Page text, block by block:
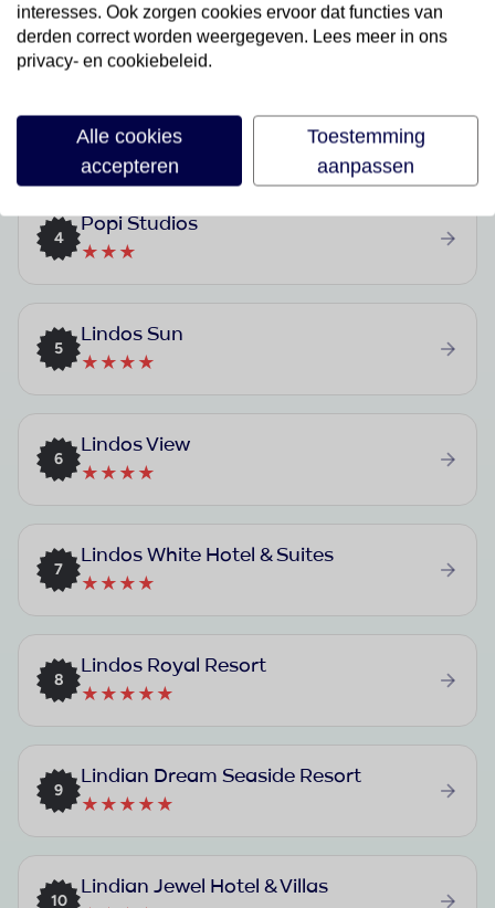
2
★★★★
Lindos Village Resort & Spa
★★★★★
4
Popi Studios
★★★
5
Lindos Sun
★★★★
6
Lindos View
★★★★
7
Lindos White Hotel & Suites
★★★★
8
Lindos Royal Resort
★★★★★
9
Lindian Dream Seaside Resort
★★★★★
10
Lindian Jewel Hotel & Villas
interesses. Ook zorgen cookies ervoor dat functies van
derden correct worden weergegeven. Lees meer in ons
privacy- en cookiebeleid.
Alle cookies
accepteren
Toestemming
aanpassen